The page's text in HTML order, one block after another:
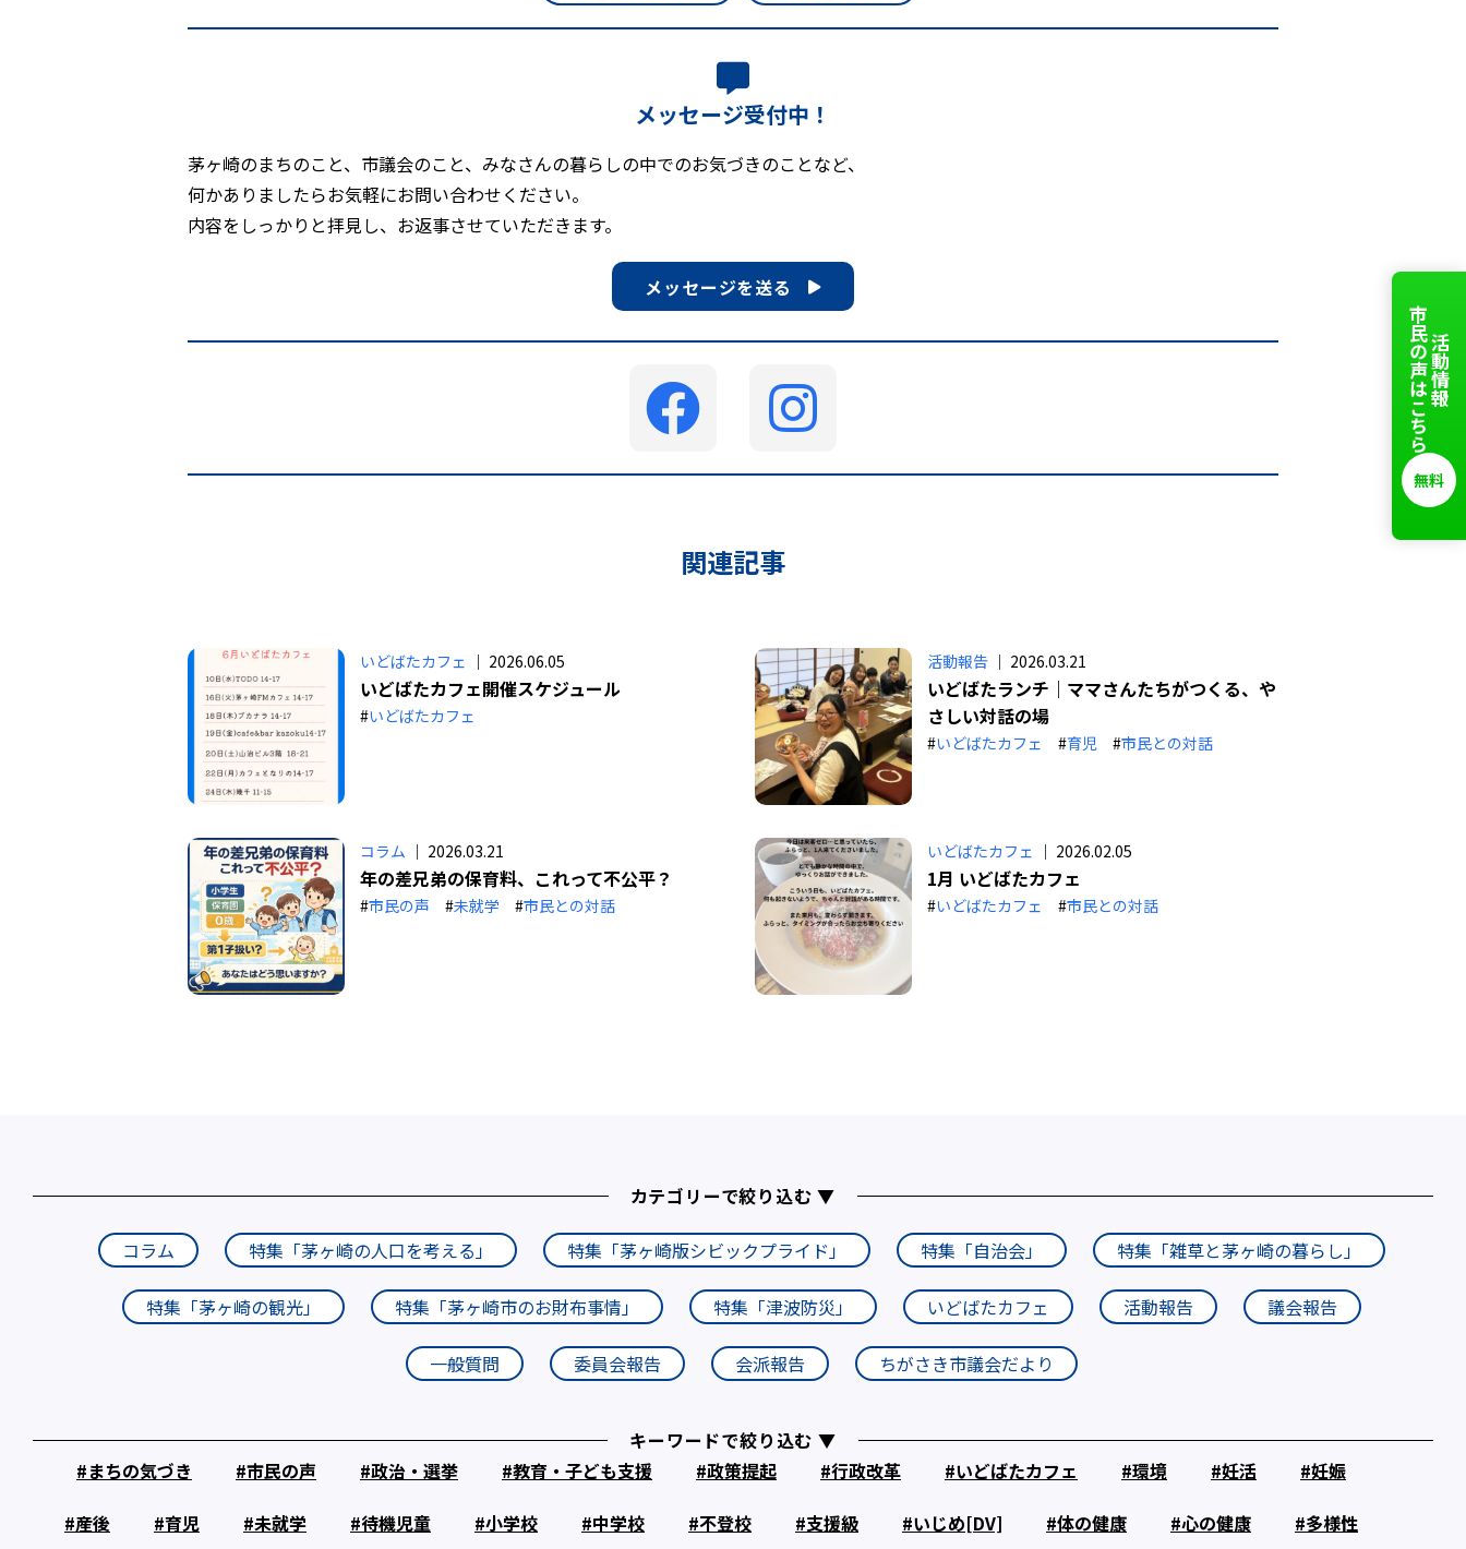
メッセージ受付中！
茅ヶ崎のまちのこと、市議会のこと、みなさんの暮らしの中でのお気づきのことなど、
何かありましたらお気軽にお問い合わせください。
内容をしっかりと拝見し、お返事させていただきます。
メッセージを送る
関連記事
いどばたカフェ ｜ 2026.06.05
いどばたカフェ開催スケジュール
#いどばたカフェ
活動報告 ｜ 2026.03.21
いどばたランチ｜ママさんたちがつくる、や
さしい対話の場
#いどばたカフェ #育児 #市民との対話
コラム ｜ 2026.03.21
年の差兄弟の保育料、これって不公平？
#市民の声 #未就学 #市民との対話
いどばたカフェ ｜ 2026.02.05
1月 いどばたカフェ
#いどばたカフェ #市民との対話
カテゴリーで絞り込む ▼
コラム 特集「茅ヶ崎の人口を考える」 特集「茅ヶ崎版シビックプライド」 特集「自治会」 特集「雑草と茅ヶ崎の暮らし」
特集「茅ヶ崎の観光」 特集「茅ヶ崎市のお財布事情」 特集「津波防災」 いどばたカフェ 活動報告 議会報告
一般質問 委員会報告 会派報告 ちがさき市議会だより
キーワードで絞り込む ▼
まちの気づき
市民の声 政治・選挙 教育・子ども支援 政策提起 行政改革 いどばたカフェ 環境 妊活
妊娠
産後
育児 未就学 待機児童 小学校 中学校 不登校 支援級 いじめ[DV] 体の健康 心の健康
多様性
活動情報、
市民の声はこちら
無料